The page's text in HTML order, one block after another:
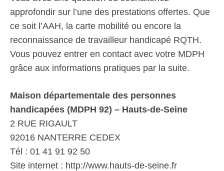
approfondir sur l’une des prestations offertes. Que
ce soit l’AAH, la carte mobilité ou encore la
reconnaissance de travailleur handicapé RQTH.
Vous pouvez entrer en contact avec votre MDPH
grâce aux informations pratiques par la suite.
Maison départementale des personnes
handicapées (MDPH 92) – Hauts-de-Seine
2 RUE RIGAULT
92016 NANTERRE CEDEX
Tél : 01 41 91 92 50
Site internet : http://www.hauts-de-seine.fr